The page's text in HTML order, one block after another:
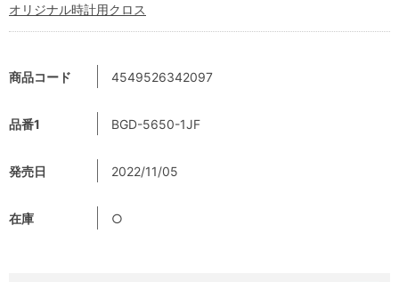
商品コード 4549526342097
品番1 BGD-5650-1JF
発売日 2022/11/05
在庫 ○
オリジナル時計用クロス